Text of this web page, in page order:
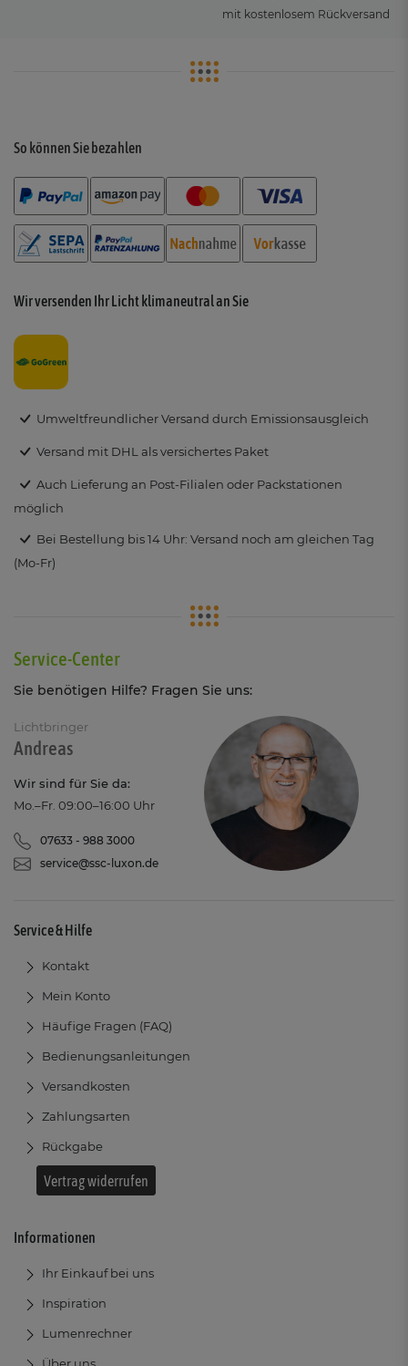
mit kostenlosem Rückversand
So können Sie bezahlen
Wir versenden Ihr Licht klimaneutral an Sie
Umweltfreundlicher Versand durch Emissionsausgleich
Versand mit DHL als versichertes Paket
Auch Lieferung an Post-Filialen oder Packstationen
möglich
Bei Bestellung bis 14 Uhr: Versand noch am gleichen Tag
(Mo-Fr)
Service-Center
Sie benötigen Hilfe? Fragen Sie uns:
Lichtbringer
Andreas
Wir sind für Sie da:
Mo.–Fr. 09:00–16:00 Uhr
07633 - 988 3000
service@ssc-luxon.de
Service & Hilfe
Kontakt
Mein Konto
Häufige Fragen (FAQ)
Bedienungsanleitungen
Versandkosten
Zahlungsarten
Rückgabe
Vertrag widerrufen
Informationen
Ihr Einkauf bei uns
Inspiration
Lumenrechner